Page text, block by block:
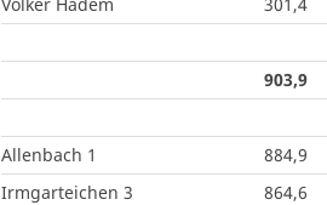
903,9
Allenbach 1 884,9
Irmgarteichen 3
864,6